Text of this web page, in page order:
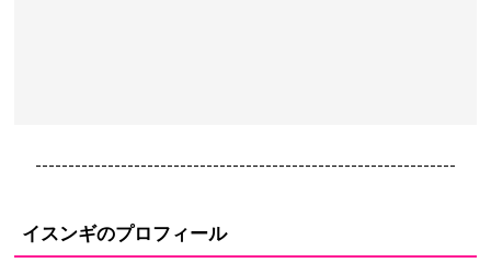
----------------------------------------------------------------
イスンギのプロフィール